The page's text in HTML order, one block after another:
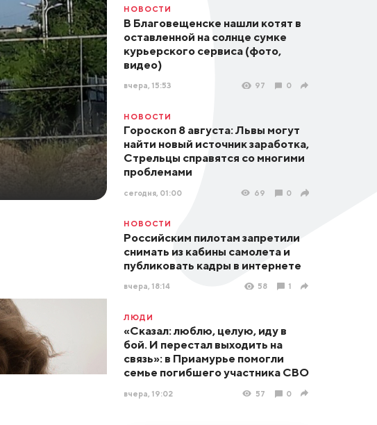
НОВОСТИ
В Благовещенске нашли котят в
оставленной на солнце сумке
курьерского сервиса (фото,
видео)
вчера, 15:53 97 0
НОВОСТИ
Гороскоп 8 августа: Львы могут
найти новый источник заработка,
Стрельцы справятся со многими
проблемами
сегодня, 01:00 69 0
НОВОСТИ
Российским пилотам запретили
снимать из кабины самолета и
публиковать кадры в интернете
вчера, 18:14 58 1
ЛЮДИ
«Сказал: люблю, целую, иду в
бой. И перестал выходить на
связь»: в Приамурье помогли
семье погибшего участника СВО
вчера, 19:02 57 0